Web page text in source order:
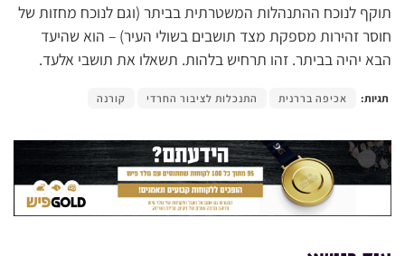
תוקף לנוכח ההתנהלות המשטרתית בביתר (וגם לנוכח מחזות של
חוסר זהירות מספקת מצד תושבים בשולי העיר) – הוא שהיעד
הבא יהיה בביתר. זהו תרחיש בלהות. תשאלו את תושבי אלעד.
תגיות: אכיפה בררנית התנכלות לציבור החרדי קורנה